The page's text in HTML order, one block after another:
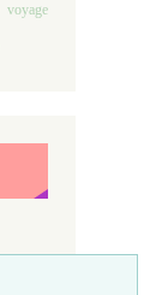
voyage